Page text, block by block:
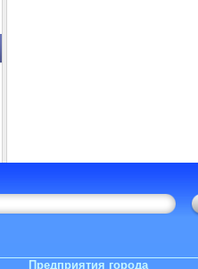
Предприятия города